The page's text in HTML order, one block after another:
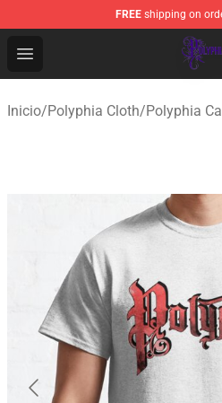
FREE shipping on
Open menu
Polyphia Shop - Official
Inicio/Polyphia Cloth/Polyphia